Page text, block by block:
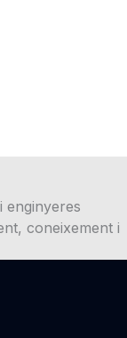
enginyeres
coneixement i